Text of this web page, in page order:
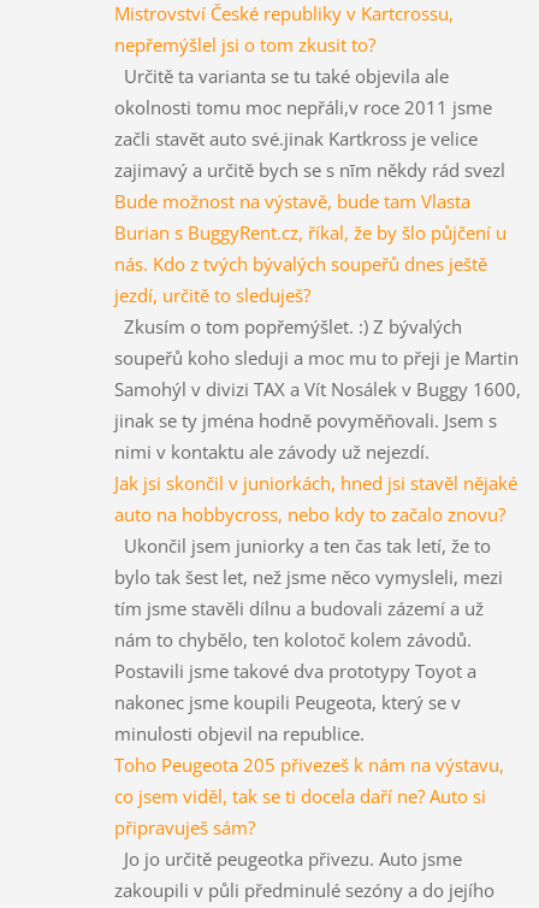
Mistrovství České republiky v Kartcrossu,
nepřemýšlel jsi o tom zkusit to?
Určitě ta varianta se tu také objevila ale
okolnosti tomu moc nepřáli,v roce 2011 jsme
začli stavět auto své.jinak Kartkross je velice
zajimavý a určitě bych se s nīm někdy rád svezl
Bude možnost na výstavě, bude tam Vlasta
Burian s BuggyRent.cz, říkal, že by šlo půjčení u
nás. Kdo z tvých bývalých soupeřů dnes ještě
jezdí, určitě to sleduješ?
Zkusím o tom popřemýšlet. :) Z bývalých
soupeřů koho sleduji a moc mu to přeji je Martin
Samohýl v divizi TAX a Vít Nosálek v Buggy 1600,
jinak se ty jména hodně povyměňovali. Jsem s
nimi v kontaktu ale závody už nejezdí.
Jak jsi skončil v juniorkách, hned jsi stavěl nějaké
auto na hobbycross, nebo kdy to začalo znovu?
Ukončil jsem juniorky a ten čas tak letí, že to
bylo tak šest let, než jsme něco vymysleli, mezi
tím jsme stavěli dílnu a budovali zázemí a už
nám to chybělo, ten kolotoč kolem závodů.
Postavili jsme takové dva prototypy Toyot a
nakonec jsme koupili Peugeota, který se v
minulosti objevil na republice.
Toho Peugeota 205 přivezeš k nám na výstavu,
co jsem viděl, tak se ti docela daří ne? Auto si
připravuješ sám?
Jo jo určitě peugeotka přivezu. Auto jsme
zakoupili v půli předminulé sezóny a do jejího